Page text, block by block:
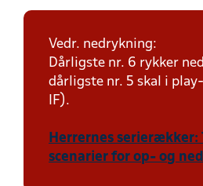
Vedr. nedrykning:
Dårligste nr. 6 rykker
dårligste nr. 5 skal i
IF).
Herrernes serierækker:
scenarier for op- og